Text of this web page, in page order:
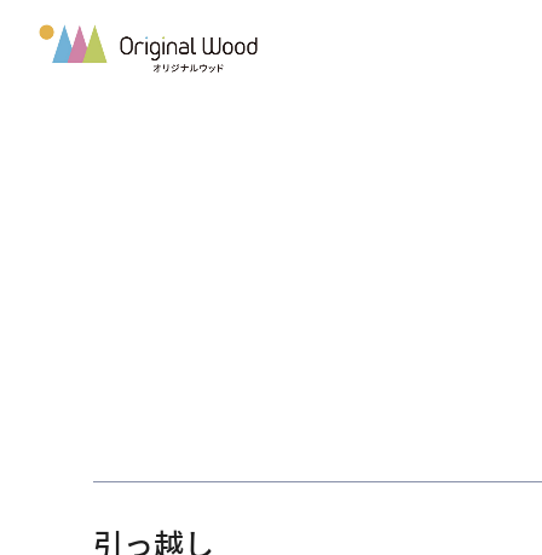
引っ越し